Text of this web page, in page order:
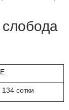
134 сотки